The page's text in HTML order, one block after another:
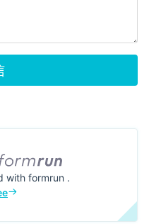
with formrun .